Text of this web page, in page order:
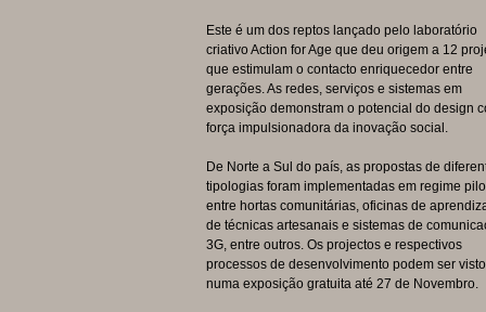
Este é um dos reptos lançado pelo laboratório
criativo Action for Age que deu origem a 12
que estimulam o contacto enriquecedor entre
gerações. As redes, serviços e sistemas em
exposição demonstram o potencial do design
força impulsionadora da inovação social.
De Norte a Sul do país, as propostas de
tipologias foram implementadas em regime
entre hortas comunitárias, oficinas de
de técnicas artesanais e sistemas de
3G, entre outros. Os projectos e respectivos
processos de desenvolvimento podem ser
numa exposição gratuita até 27 de Novembro.